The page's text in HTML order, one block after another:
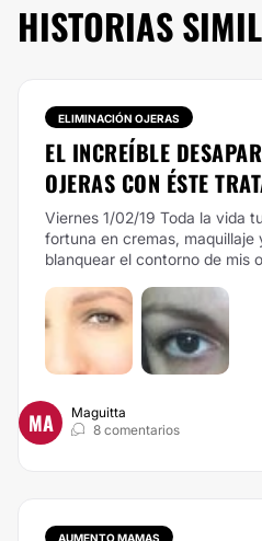
HISTORIAS
ELIMINACIÓN OJERAS
EL INCREÍBLE
OJERAS CON ÉSTE
Viernes 1/02/19 Toda la vida
fortuna en cremas, maquillaje
blanquear el contorno de mis
MA
Maguitta
8 comentarios
AUMENTO MAMAS